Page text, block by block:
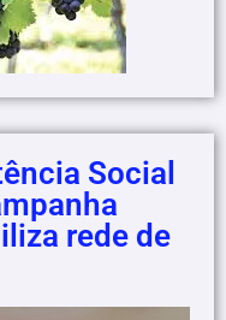
Social
rede de